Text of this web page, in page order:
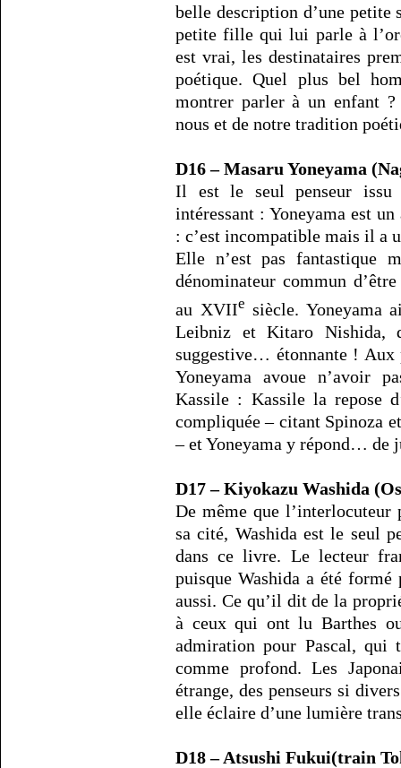
belle description d’une petite
petite fille qui lui parle à
est vrai, les destinataires
poétique. Quel plus bel
montrer parler à un enfant
nous et de notre tradition
D16 – Masaru Yoneyama
Il est le seul penseur
intéressant : Yoneyama est
: c’est incompatible mais il a
Elle n’est pas fantastique
dénominateur commun
au XVIIe siècle. Yoneyama
Leibniz et Kitaro Nishida,
suggestive… étonnante ! Aux
Yoneyama avoue n’avoir
Kassile : Kassile la repose
compliquée – citant Spinoza
– et Yoneyama y répond… de
D17 – Kiyokazu Washida
De même que l’interlocuteur
sa cité, Washida est le seul
dans ce livre. Le lecteur
puisque Washida a été
aussi. Ce qu’il dit de la
à ceux qui ont lu Barthes
admiration pour Pascal, qui
comme profond. Les
étrange, des penseurs si
elle éclaire d’une lumière
D18 – Atsushi Fukui(train